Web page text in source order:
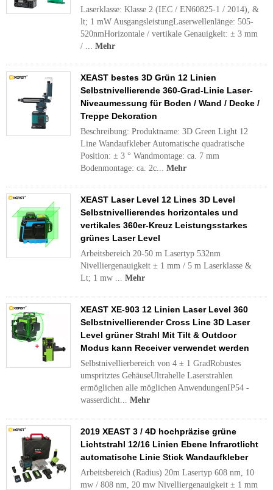
Laserklasse: Klasse 2 (IEC / EN60825-1 / 2014), &
lt; 1 mW AusgangsleistungLaserwellenlänge: 505-
520nmHorizontale / vertikale Genauigkeit: ± 3 mm
/ ... Mehr
XEAST bestes 3D Grün 12 Linien
Selbstnivellierende 360-Grad-Linie Laser-
Niveaumessung für Boden / Wand / Decke /
Treppe Dekoration
Beschreibung: Produktname: 3D Green Light 12
Line Wandaufkleber Automatische quadratische
Position: ± 3 ° Wandmontage: ca. 7 mm
Bodenmontage: ca. 2c... Mehr
XEAST Laser Level 12 Lines 3D Level
Selbstnivellierendes horizontales und
vertikales 360er-Kreuz Leistungsstarkes
grünes Laser Level
Arbeitsbereich 20-50 m Lasertyp 532nm
Nivelliergenauigkeit ± 1 mm / 5 m Laserklasse &
Lt; 1 mw ... Mehr
XEAST XE-903 12 Linien Laser Level 360
Selbstnivellierender Cross Line 3D Laser
Level grüner Strahl Mit Tilt & Outdoor
Modus kann Receiver verwendet werden
Selbstnivellierbereich von 4 ± 1 GradRobustes
umspritztes GehäuseUltrahelle Laserstrahlen
ermöglichen alle möglichen AnwendungenIP54 -
wasserdicht... Mehr
2019 XEAST 3 / 4D hochpräzise grüne
Lichtstrahl 12/16 Linien Ebene Infrarotlicht
automatische Linie Stick Wandaufkleber
Arbeitsbereich (Radius) 20m Lasertyp 608 nm, 10
mw / 808 nm, 20 mw Nivelliergenauigkeit ± 1 mm